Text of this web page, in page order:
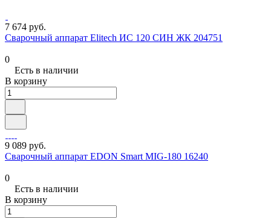
7 674 руб.
Сварочный аппарат Elitech ИС 120 СИН ЖК 204751
0
Есть в наличии
В корзину
9 089 руб.
Сварочный аппарат EDON Smart MIG-180 16240
0
Есть в наличии
В корзину